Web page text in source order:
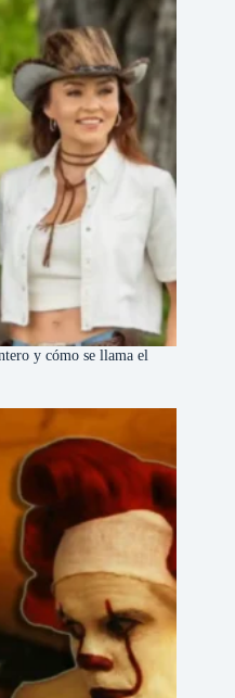
y cómo se llama el